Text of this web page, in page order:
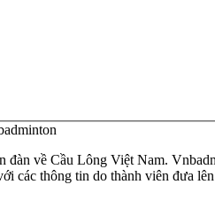
đàn về Cầu Lông Việt Nam.
các thông tin do thành viên đưa